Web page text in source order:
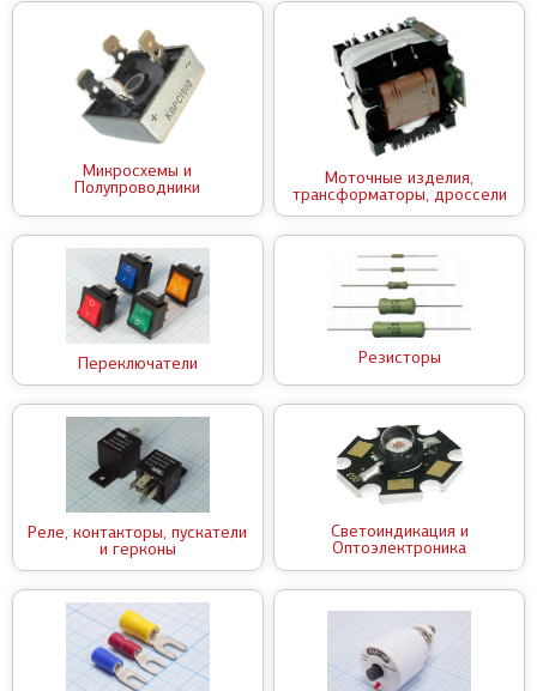
Микросхемы и
Полупроводники
Моточные изделия,
трансформаторы, дроссели
Переключатели Резисторы
Реле, контакторы, пускатели
и герконы
Светоиндикация и
Оптоэлектроника